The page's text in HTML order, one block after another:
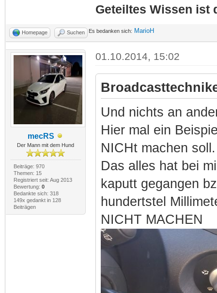
Geteiltes Wissen ist
Homepage Suchen Es bedanken sich: MarioH
mecRS
Der Mann mit dem Hund
Beiträge: 970
Themen: 15
Registriert seit: Aug 2013
Bewertung: 0
Bedankte sich: 318
149x gedankt in 128
Beiträgen
01.10.2014, 15:02
Und nichts an
Hier mal ein
NICHt machen soll.
Das alles hat bei
kaputt gegangen
hundertstel
NICHT MACHEN